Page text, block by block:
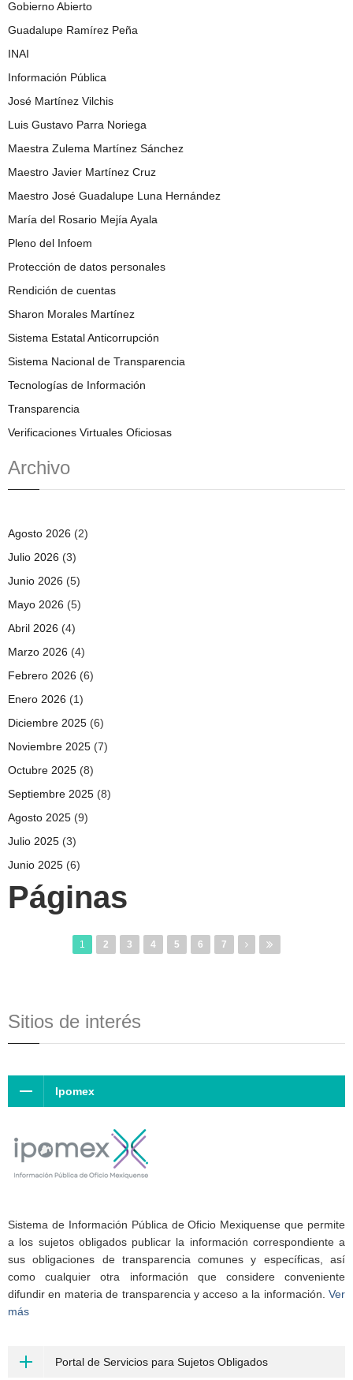
Gobierno Abierto
Guadalupe Ramírez Peña
INAI
Información Pública
José Martínez Vilchis
Luis Gustavo Parra Noriega
Maestra Zulema Martínez Sánchez
Maestro Javier Martínez Cruz
Maestro José Guadalupe Luna Hernández
María del Rosario Mejía Ayala
Pleno del Infoem
Protección de datos personales
Rendición de cuentas
Sharon Morales Martínez
Sistema Estatal Anticorrupción
Sistema Nacional de Transparencia
Tecnologías de Información
Transparencia
Verificaciones Virtuales Oficiosas
Archivo
Agosto 2026 (2)
Julio 2026 (3)
Junio 2026 (5)
Mayo 2026 (5)
Abril 2026 (4)
Marzo 2026 (4)
Febrero 2026 (6)
Enero 2026 (1)
Diciembre 2025 (6)
Noviembre 2025 (7)
Octubre 2025 (8)
Septiembre 2025 (8)
Agosto 2025 (9)
Julio 2025 (3)
Junio 2025 (6)
Páginas
1 2 3 4 5 6 7
Sitios de interés
Ipomex
Sistema de Información Pública de Oficio Mexiquense que permite
a los sujetos obligados publicar la información correspondiente a
sus obligaciones de transparencia comunes y específicas, así
como cualquier otra información que considere conveniente
difundir en materia de transparencia y acceso a la información. Ver
más
Portal de Servicios para Sujetos Obligados